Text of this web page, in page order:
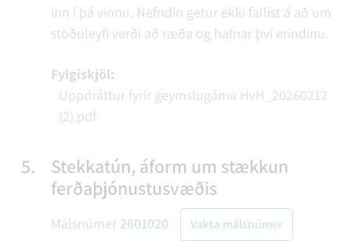
inn í þá vinnu. Nefndin getur ekki fallist á að um
stöðuleyfi verði að ræða og hafnar því erindinu.
Fylgiskjöl:
Uppdráttur fyrir geymslugáma HvH_20260212
(2).pdf
5.
Stekkatún, áform um stækkun
ferðaþjónustusvæðis
Málsnúmer 2601020 Vakta málsnúmer